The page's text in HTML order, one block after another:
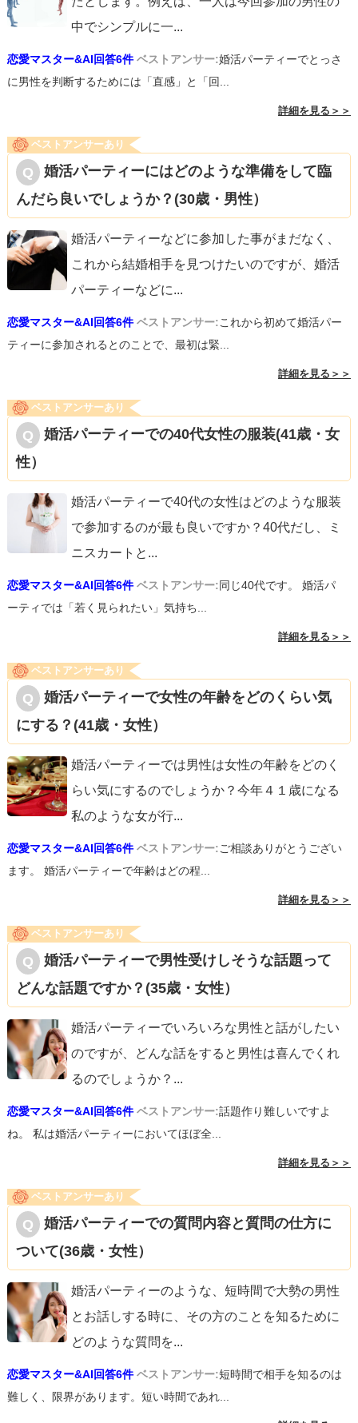
中でシンプルに一...
恋愛マスター&AI回答6件 ベストアンサー:婚活パーティーでとっさ
に男性を判断するためには「直感」と「回...
詳細を見る＞＞
ベストアンサーあり
婚活パーティーにはどのような準備をして臨
んだら良いでしょうか？(30歳・男性）
婚活パーティーなどに参加した事がまだなく、
これから結婚相手を見つけたいのですが、婚活
パーティーなどに...
恋愛マスター&AI回答6件 ベストアンサー:これから初めて婚活パー
ティーに参加されるとのことで、最初は緊...
詳細を見る＞＞
ベストアンサーあり
婚活パーティーでの40代女性の服装(41歳・女
性）
婚活パーティーで40代の女性はどのような服装
で参加するのが最も良いですか？40代だし、ミ
ニスカートと ...
恋愛マスター&AI回答6件 ベストアンサー:同じ40代です。 婚活パ
ーティでは「若く見られたい」気持ち...
詳細を見る＞＞
ベストアンサーあり
婚活パーティーで女性の年齢をどのくらい気
にする？(41歳・女性）
婚活パーティーでは男性は女性の年齢をどのく
らい気にするのでしょうか？今年４１歳になる
私のような女が行...
恋愛マスター&AI回答6件 ベストアンサー:ご相談ありがとうござい
ます。 婚活パーティーで年齢はどの程...
詳細を見る＞＞
ベストアンサーあり
婚活パーティーで男性受けしそうな話題って
どんな話題ですか？(35歳・女性）
婚活パーティーでいろいろな男性と話がしたい
のですが、どんな話をすると男性は喜んでくれ
るのでしょうか？ ...
恋愛マスター&AI回答6件 ベストアンサー:話題作り難しいですよ
ね。 私は婚活パーティーにおいてほぼ全...
詳細を見る＞＞
ベストアンサーあり
婚活パーティーでの質問内容と質問の仕方に
ついて(36歳・女性）
婚活パーティーのような、短時間で大勢の男性
とお話しする時に、その方のことを知るために
どのような質問を...
恋愛マスター&AI回答6件 ベストアンサー:短時間で相手を知るのは
難しく、限界があります。短い時間であれ...